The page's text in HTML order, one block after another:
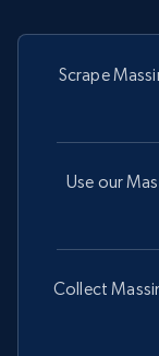
Scrape
Use our
Collect